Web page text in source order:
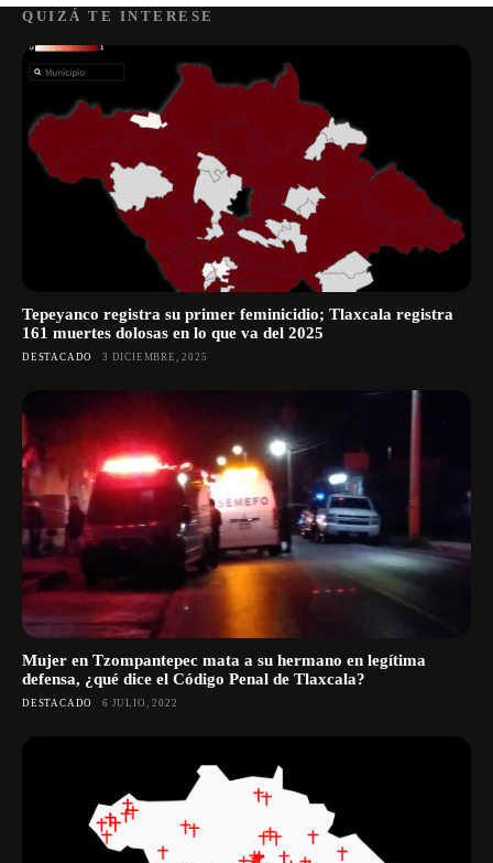
QUIZÁ TE INTERESE
Tepeyanco registra su primer feminicidio; Tlaxcala registra
161 muertes dolosas en lo que va del 2025
DESTACADO 3 DICIEMBRE, 2025
Mujer en Tzompantepec mata a su hermano en legítima
defensa, ¿qué dice el Código Penal de Tlaxcala?
DESTACADO 6 JULIO, 2022